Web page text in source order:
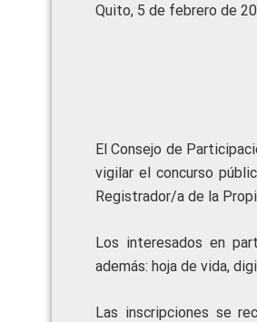
Quito, 5 de febrero de
El Consejo de
vigilar el concurso
Registrador/a de la
Los interesados en
además: hoja de vida,
Las inscripciones se